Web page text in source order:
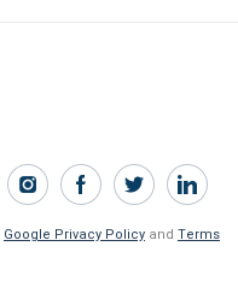
Google Privacy Policy and Terms